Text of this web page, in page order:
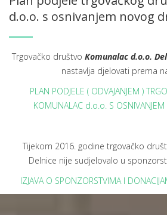
d.o.o. s osnivanjem novog
Trgovačko društvo Komunalac d.o.o.
nastavlja djelovati prema
PLAN PODJELE ( ODVAJANJEM )
KOMUNALAC d.o.o. S
Tijekom 2016. godine trgovačko
Delnice nije sudjelovalo u
IZJAVA O SPONZORSTVIMA I